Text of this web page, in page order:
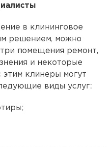
в клининговое
решением, можно
помещения ремонт,
и некоторые
этим клинеры могут
виды услуг: